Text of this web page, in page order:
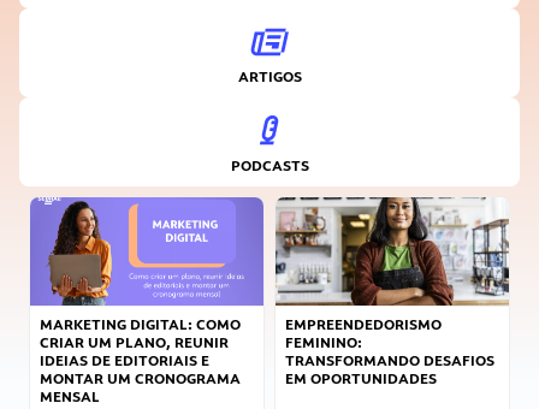
ARTIGOS
PODCASTS
MARKETING DIGITAL: COMO
CRIAR UM PLANO, REUNIR
IDEIAS DE EDITORIAIS E
MONTAR UM CRONOGRAMA
MENSAL
EMPREENDEDORISMO
FEMININO:
TRANSFORMANDO DESAFIOS
EM OPORTUNIDADES